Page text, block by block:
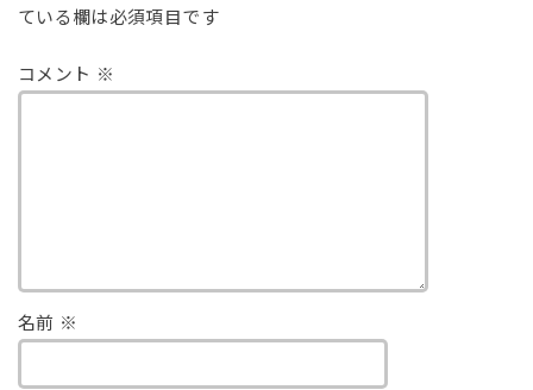
ている欄は必須項目です
コメント ※
名前 ※